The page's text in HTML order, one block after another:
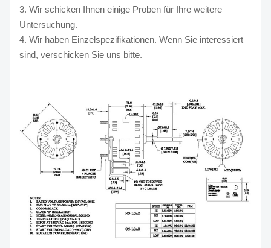
3. Wir schicken Ihnen einige Proben für Ihre weitere
Untersuchung.
4. Wir haben Einzelspezifikationen. Wenn Sie interessiert
sind, verschicken Sie uns bitte.